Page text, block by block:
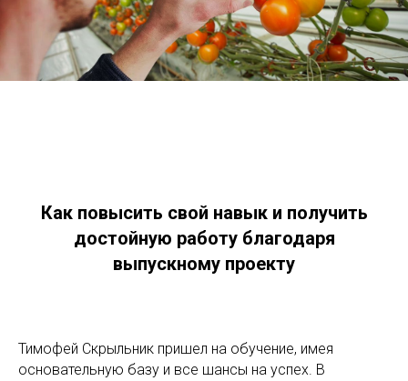
Как повысить свой навык и получить
достойную работу благодаря
выпускному проекту
Тимофей Скрыльник пришел на обучение, имея
основательную базу и все шансы на успех. В